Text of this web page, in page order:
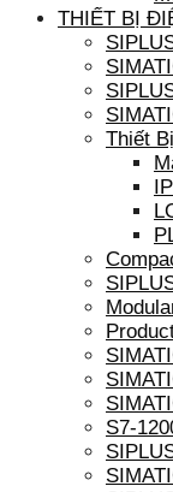
THIẾT BỊ
Thiết
S7-